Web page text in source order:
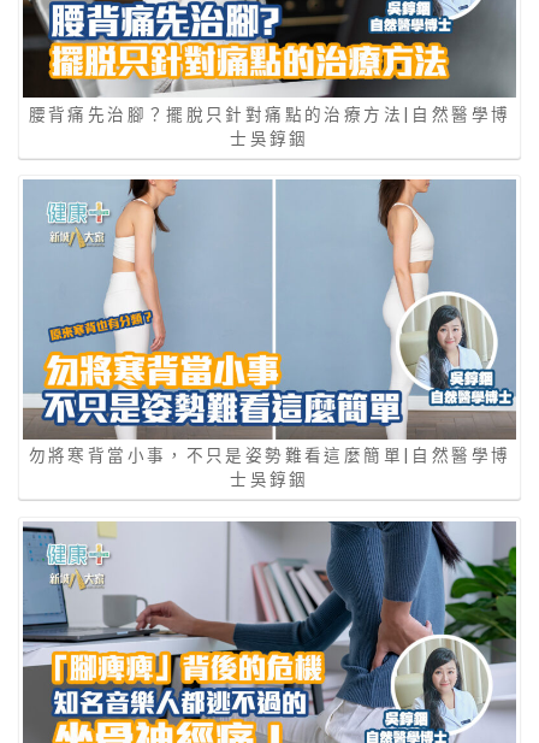
腰背痛先治腳？擺脫只針對痛點的治療方法|自然醫學博
士吳錞銦
勿將寒背當小事，不只是姿勢難看這麼簡單|自然醫學博
士吳錞銦